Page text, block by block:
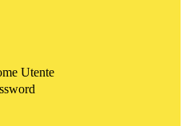
Utente